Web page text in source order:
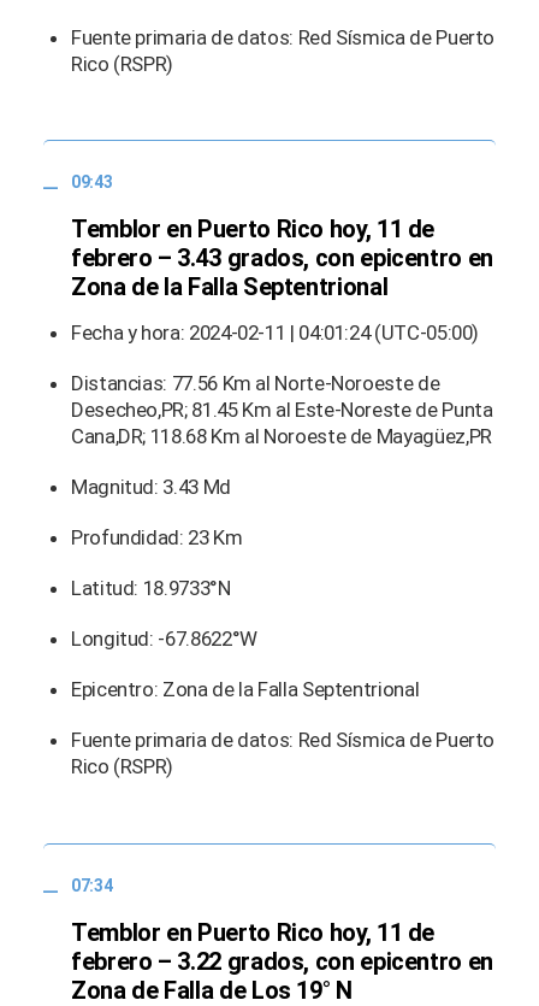
Fuente primaria de datos: Red Sísmica de Puerto
Rico (RSPR)
09:43
Temblor en Puerto Rico hoy, 11 de
febrero – 3.43 grados, con epicentro en
Zona de la Falla Septentrional
Fecha y hora: 2024-02-11 | 04:01:24 (UTC-05:00)
Distancias: 77.56 Km al Norte-Noroeste de
Desecheo,PR; 81.45 Km al Este-Noreste de Punta
Cana,DR; 118.68 Km al Noroeste de Mayagüez,PR
Magnitud: 3.43 Md
Profundidad: 23 Km
Latitud: 18.9733°N
Longitud: -67.8622°W
Epicentro: Zona de la Falla Septentrional
Fuente primaria de datos: Red Sísmica de Puerto
Rico (RSPR)
07:34
Temblor en Puerto Rico hoy, 11 de
febrero – 3.22 grados, con epicentro en
Zona de Falla de Los 19° N